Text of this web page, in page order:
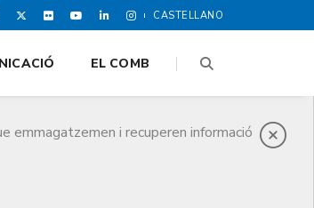
CASTELLANO
i recuperen informació
EL COMB